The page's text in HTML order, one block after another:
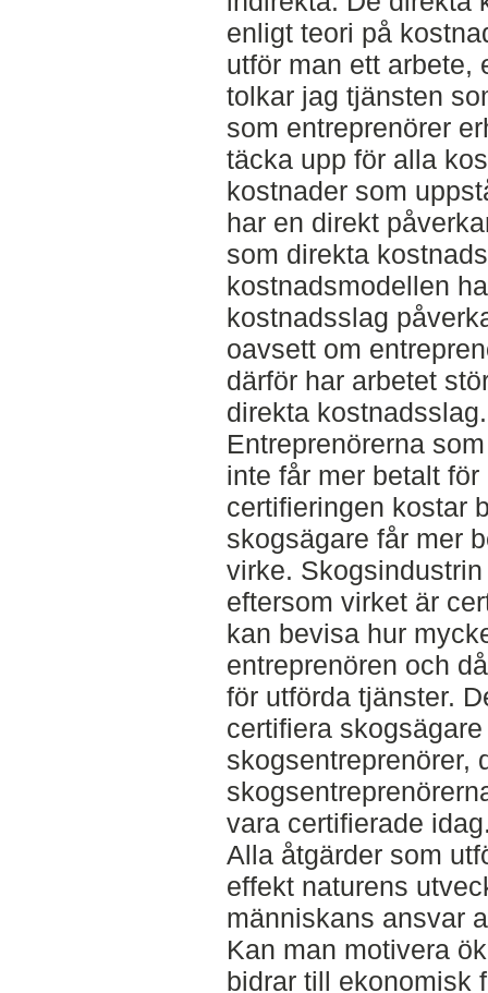
enligt teori på
utför man ett arbete,
tolkar jag tjänsten
som entreprenörer
täcka upp för alla
kostnader som
har en direkt
som direkta
kostnadsmodellen
kostnadsslag
oavsett om
därför har arbetet
direkta kostnadsslag.
Entreprenörerna
inte får mer betalt
certifieringen kostar
skogsägare får mer
virke.
eftersom virket är
kan bevisa hur
entreprenören och
för utförda tjänster.
certifiera
skogsentreprenörer,
vara certifierade
Alla åtgärder som
effekt naturens
människans ansvar
Kan man motivera
bidrar till ekonomisk